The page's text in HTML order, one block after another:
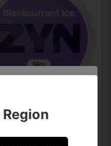
alt?
selbst ändern.